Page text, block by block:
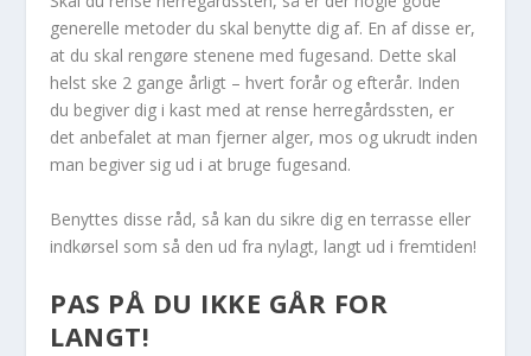
generelle metoder du skal benytte dig af. En af disse er,
at du skal rengøre stenene med fugesand. Dette skal
helst ske 2 gange årligt – hvert forår og efterår. Inden
du begiver dig i kast med at rense herregårdssten, er
det anbefalet at man fjerner alger, mos og ukrudt inden
man begiver sig ud i at bruge fugesand.
Benyttes disse råd, så kan du sikre dig en terrasse eller
indkørsel som så den ud fra nylagt, langt ud i fremtiden!
PAS PÅ DU IKKE GÅR FOR
LANGT!